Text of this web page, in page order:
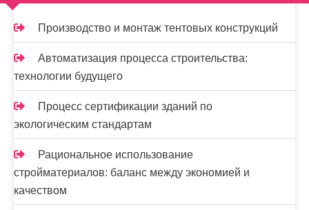
п
и
с
я
м
Производство и монтаж тентовых конструкций
Автоматизация процесса строительства:
технологии будущего
Процесс сертификации зданий по
экологическим стандартам
Рациональное использование
стройматериалов: баланс между экономией и
качеством